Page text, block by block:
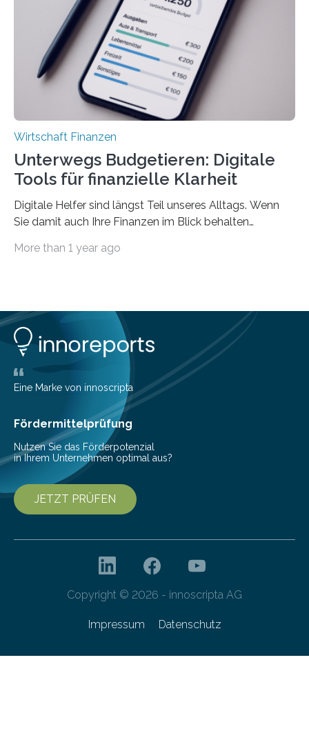
können. Allerdings erhält mit 44 Prozent noch nicht
einmal die Hälfte aller Beschäftigten in der
Privatwirtschaft Urlaubsgeld. Zu diesem…
Wirtschaft Finanzen
Unterwegs Budgetieren: Digitale
Tools für finanzielle Klarheit
Digitale Helfer sind längst Teil unseres Alltags. Wenn
Sie damit auch Ihre Finanzen im Blick behalten
die genau das ermöglichen: Sie helfen Ihnen, Ausgaben
Lösungen interessieren. 1. Multibanking-Tools: Alle
Konten auf einen Blick Viele Banken bieten bereits in
ihrem Online-Banking eine Multibanking-Funktion an,
mit der sich Konten bei anderen Banken…
More than 1 year ago
Eine Marke von innoscripta
Fördermittelprüfung
Nutzen Sie das Förderpotenzial
in Ihrem Unternehmen optimal aus?
JETZT PRÜFEN
Copyright © 2026 - innoscripta AG
Impressum Datenschutz